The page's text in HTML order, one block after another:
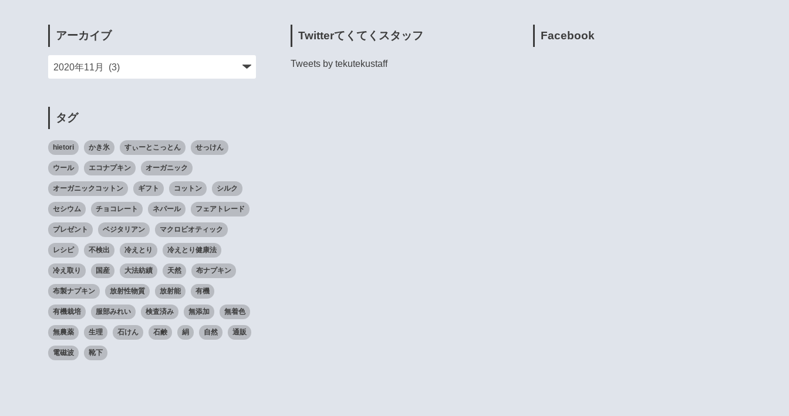
アーカイブ
タグ
hietori かき氷 すぃーとこっとん せっけん
ウール エコナプキン オーガニック
オーガニックコットン ギフト コットン シルク
セシウム チョコレート ネパール フェアトレード
プレゼント ベジタリアン マクロビオティック
レシピ 不検出 冷えとり 冷えとり健康法
冷え取り 国産 大法紡績 天然 布ナプキン
布製ナプキン 放射性物質 放射能 有機
有機栽培 服部みれい 検査済み 無添加 無着色
無農薬 生理 石けん 石鹸 絹 自然 通販
電磁波 靴下
Twitterてくてくスタッフ
Tweets by tekutekustaff
Facebook